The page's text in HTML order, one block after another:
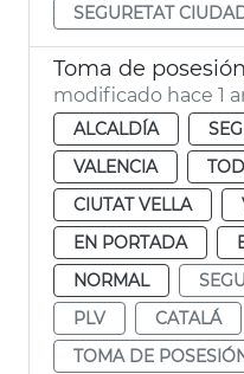
SEGURETAT
Toma de
modificado hace 1
ALCALDÍA
VALENCIA
CIUTAT VELLA
EN PORTADA
NORMAL
PLV
CATALÁ
TOMA DE